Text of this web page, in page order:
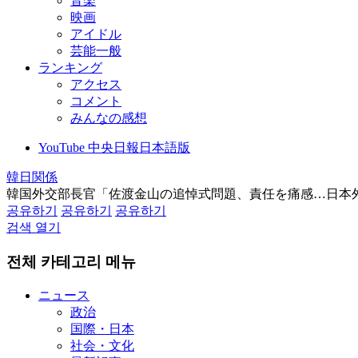
映画
アイドル
芸能一般
ランキング
アクセス
コメント
みんなの感想
YouTube 中央日報日本語版
韓日関係
韓国外交部長官「佐渡金山の追悼式問題、責任を痛感…日本
공유하기
공유하기
공유하기
검색 열기
전체 카테고리 메뉴
ニュース
政治
国際・日本
社会・文化